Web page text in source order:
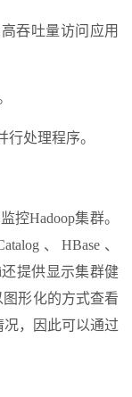
吞吐量访问应用
行处理程序。
控Hadoop集群。
、HBase、
还提供显示集群健
形化的方式查看
况，因此可以通过